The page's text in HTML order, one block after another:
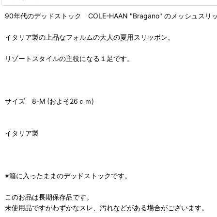
90年代のデッドストック COLE-HAAN "Bragano" のメッシュスリッ
イタリア製の上品なフォルムの大人の夏用スリッポン。
リゾートスタイルの主役になる１足です。
サイズ 8-M (およそ26ｃｍ)
イタリア製
※箱に入ったままのデッドストックです。
このお品は長期保存品です。
未使用品ですがわずかなスレ、汚れなどがある場合がございます。